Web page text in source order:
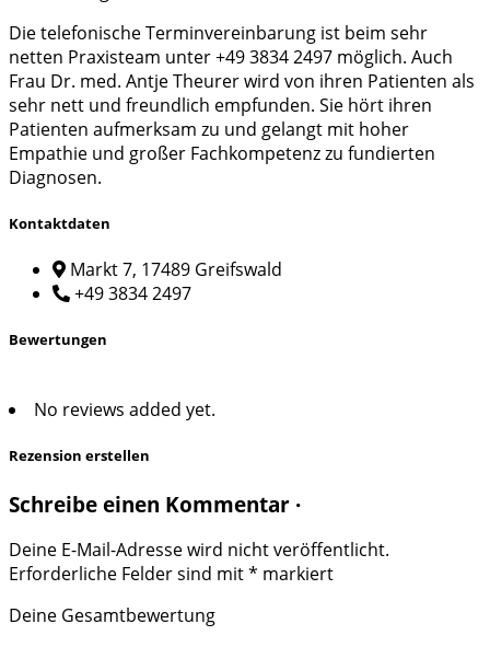
Die telefonische Terminvereinbarung ist beim sehr
netten Praxisteam unter +49 3834 2497 möglich. Auch
Frau Dr. med. Antje Theurer wird von ihren Patienten als
sehr nett und freundlich empfunden. Sie hört ihren
Patienten aufmerksam zu und gelangt mit hoher
Empathie und großer Fachkompetenz zu fundierten
Diagnosen.
Kontaktdaten
Markt 7, 17489 Greifswald
+49 3834 2497
Bewertungen
No reviews added yet.
Rezension erstellen
Schreibe einen Kommentar ·
Deine E-Mail-Adresse wird nicht veröffentlicht.
Erforderliche Felder sind mit* markiert
Deine Gesamtbewertung